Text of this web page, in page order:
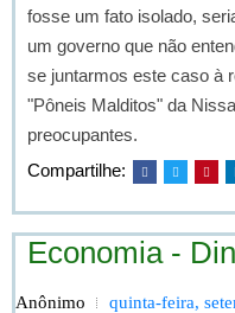
fosse um fato isolado,
um governo que não
se juntarmos este caso à
"Pôneis Malditos" da
preocupantes.
Compartilhe:
Economia -
Anônimo quinta-feira,